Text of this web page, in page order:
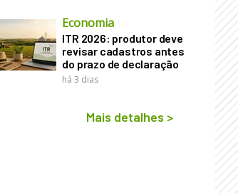
Economia
ITR 2026: produtor deve
revisar cadastros antes
do prazo de declaração
há 3 dias
Mais detalhes >